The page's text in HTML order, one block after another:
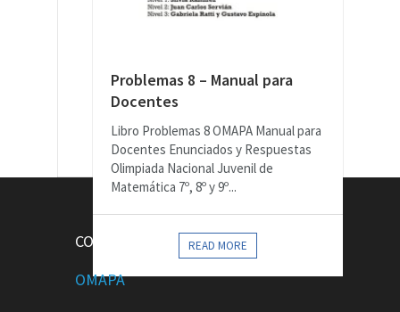
Problemas 8 – Manual para
Docentes
Libro Problemas 8 OMAPA Manual para
Docentes Enunciados y Respuestas
Olimpiada Nacional Juvenil de
Matemática 7º, 8º y 9º...
READ MORE
CONTACTOS
OMAPA